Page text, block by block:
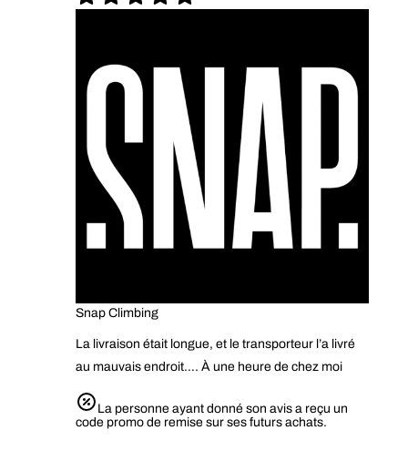
Snap Climbing
La livraison était longue, et le transporteur l’a livré
au mauvais endroit…. À une heure de chez moi
La personne ayant donné son avis a reçu un
code promo de remise sur ses futurs achats.